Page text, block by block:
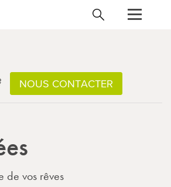
NOUS CONTACTER
de vos rêves